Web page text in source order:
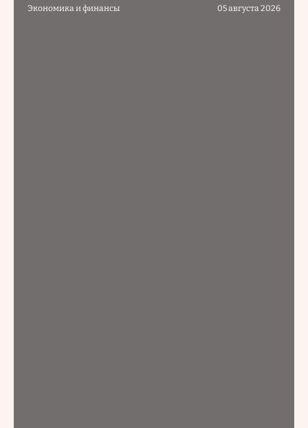
Экономика и финансы 05 августа 2026